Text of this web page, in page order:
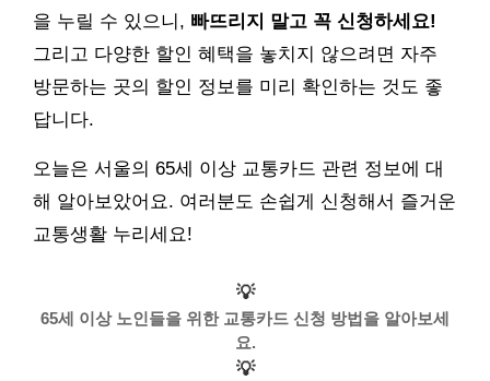
을 누릴 수 있으니, 빠뜨리지 말고 꼭 신청하세요!
그리고 다양한 할인 혜택을 놓치지 않으려면 자주
방문하는 곳의 할인 정보를 미리 확인하는 것도 좋
답니다.
오늘은 서울의 65세 이상 교통카드 관련 정보에 대
해 알아보았어요. 여러분도 손쉽게 신청해서 즐거운
교통생활 누리세요!
💡
65세 이상 노인들을 위한 교통카드 신청 방법을 알아보세
요.
💡